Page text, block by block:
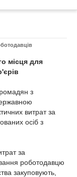
місця для
з
витрат за
осіб з
за
роботодавцю
закуповують,